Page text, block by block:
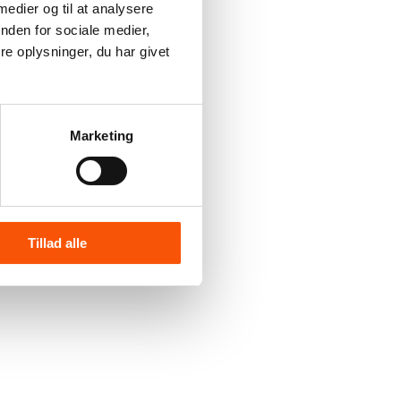
og til at analysere
for sociale medier,
oplysninger, du har givet
Marketing
Tillad alle